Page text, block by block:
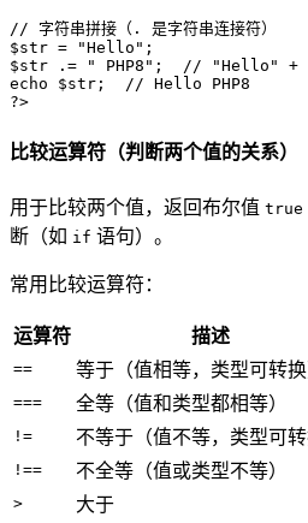
// 字符串拼接（. 是字符串连接符）
$str = "Hello"
$str .= " PHP8" ; // "Hello" + "
echo
$str ; // Hello PHP8
?>
比较运算符（判断两个值的关系）
用于比较两个值，返回布尔值 true
断（如 if 语句）。
常用比较运算符：
运算符 描述
== 等于（值相等，类型可转换
=== 全等（值和类型都相等）
!= 不等于（值不等，类型可转
!== 不全等（值或类型不等）
> 大于